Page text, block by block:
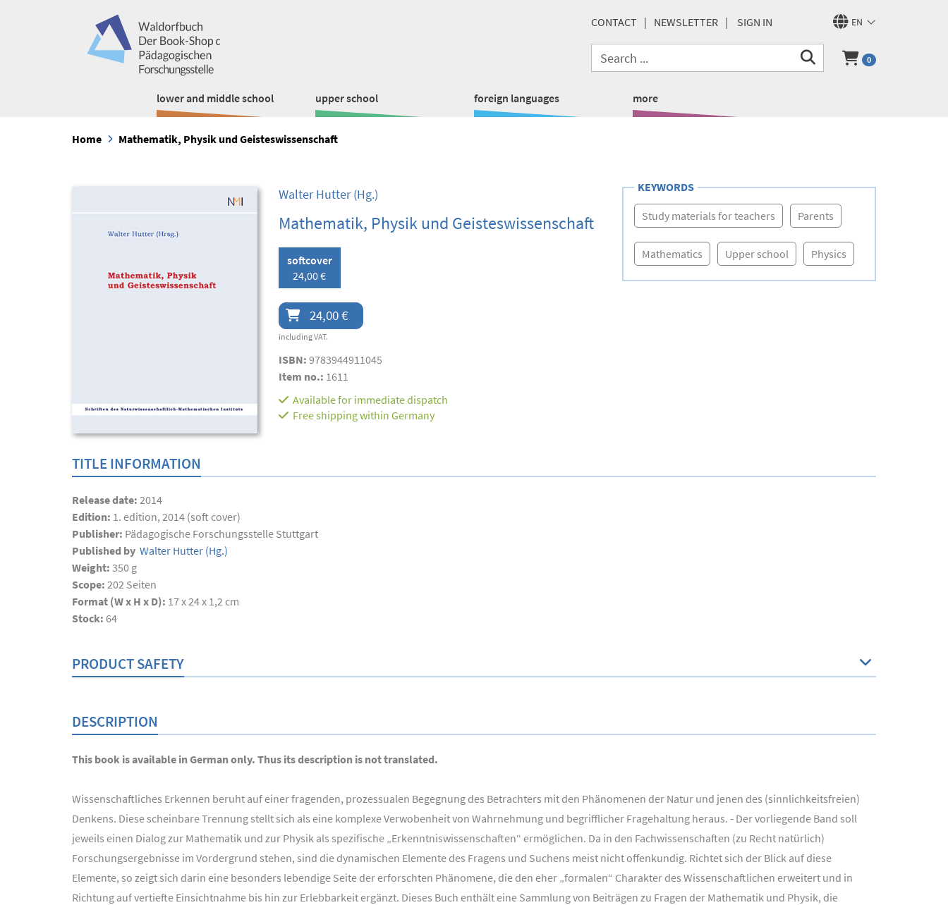
EN
CONTACT NEWSLETTER SIGN IN
0
lower and middle school upper school foreign languages more
Home Mathematik, Physik und Geisteswissenschaft
Walter Hutter(Hg.)
Mathematik, Physik und Geisteswissenschaft
softcover
24,00 €
24,00 €
including VAT.
ISBN: 9783944911045
Item no.: 1611
Available for immediate dispatch
Free shipping within Germany
KEYWORDS
Study materials for teachers Parents
Mathematics Upper school Physics
TITLE INFORMATION
Release date: 2014
Edition: 1. edition, 2014 (soft cover)
Publisher: Pädagogische Forschungsstelle Stuttgart
Published by Walter Hutter (Hg.)
Weight: 350 g
Scope: 202 Seiten
Format (W x H x D): 17 x 24 x 1,2 cm
Stock: 64
PRODUCT SAFETY
DESCRIPTION
This book is available in German only. Thus its description is not translated.
Wissenschaftliches Erkennen beruht auf einer fragenden, prozessualen Begegnung des Betrachters mit den Phänomenen der Natur und jenen des (sinnlichkeitsfreien)
Denkens. Diese scheinbare Trennung stellt sich als eine komplexe Verwobenheit von Wahrnehmung und begrifflicher Fragehaltung heraus. - Der vorliegende Band soll
jeweils einen Dialog zur Mathematik und zur Physik als spezifische „Erkenntniswissenschaften“ ermöglichen. Da in den Fachwissenschaften (zu Recht natürlich)
Forschungsergebnisse im Vordergrund stehen, sind die dynamischen Elemente des Fragens und Suchens meist nicht offenkundig. Richtet sich der Blick auf diese
Elemente, so zeigt sich darin eine besonders lebendige Seite der erforschten Phänomene, die den eher „formalen“ Charakter des Wissenschaftlichen erweitert und in
Richtung auf vertiefte Einsichtnahme bis hin zur Erlebbarkeit ergänzt. Dieses Buch enthält eine Sammlung von Beiträgen zu Fragen der Mathematik und Physik, die